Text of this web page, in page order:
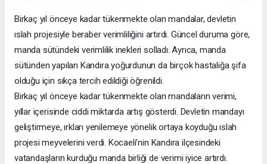
Birkaç yıl önceye kadar tükenmekte olan mandalar, devletin
ıslah projesiyle beraber verimliliğini artırdı. Güncel duruma göre,
manda sütündeki verimlilik inekleri solladı. Ayrıca, manda
sütünden yapılan Kandıra yoğurdunun da birçok hastalığa şifa
olduğu için sıkça tercih edildiği öğrenildi.
Birkaç yıl önceye kadar tükenmekte olan mandaların verimi,
yıllar içerisinde ciddi miktarda artış gösterdi. Devletin mandayı
geliştirmeye, ırkları yenilemeye yönelik ortaya koyduğu ıslah
projesi meyvelerini verdi. Kocaeli’nin Kandıra ilçesindeki
vatandaşların kurduğu manda birliği de verimi iyice artırdı.